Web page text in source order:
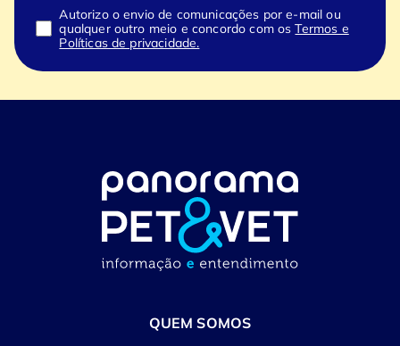
Autorizo o envio de comunicações por e-mail ou
qualquer outro meio e concordo com osTermos e
Políticas de privacidade.
QUEM SOMOS